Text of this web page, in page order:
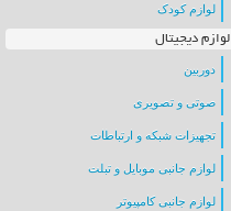
لوازم کودک
لوازم دیجیتال
دوربین
صوتی و تصویری
تجهیزات شبکه و ارتباطات
لوازم جانبی موبایل و تبلت
لوازم جانبی کامپیوتر